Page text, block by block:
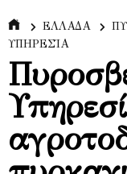
ΕΛΛΑΔΑ
ΥΠΗΡΕΣΊΑ